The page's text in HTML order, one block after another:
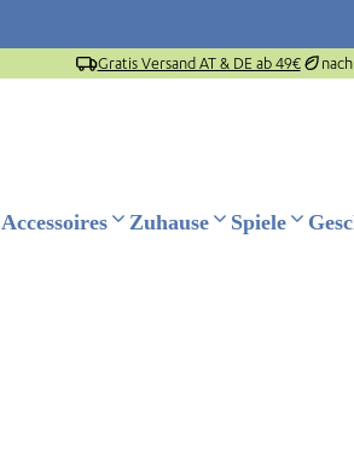
Gratis Versand AT & DE ab 49€
Accessoires Zuhause Spiele